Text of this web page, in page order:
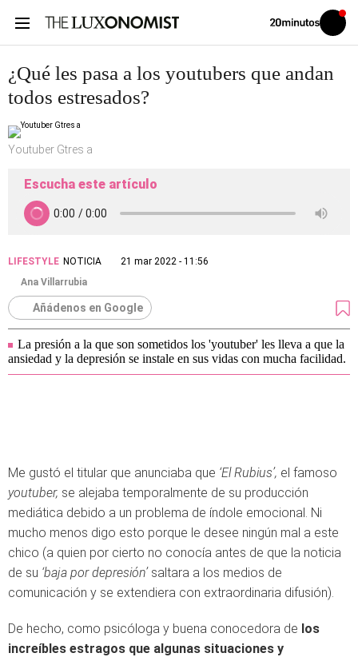
Volver
Iniciar
sesión
¿Qué les pasa a los youtubers que andan
todos estresados?
Youtuber Gtres a
Escucha este artículo
LIFESTYLE NOTICIA
21 mar 2022 - 11:56
Ana Villarrubia
Añádenos en Google
La presión a la que son sometidos los 'youtuber' les lleva a que la
ansiedad y la depresión se instale en sus vidas con mucha facilidad.
Me gustó el titular que anunciaba que ‘El Rubius’, el famoso
youtuber, se alejaba temporalmente de su producción
mediática debido a un problema de índole emocional. Ni
mucho menos digo esto porque le desee ningún mal a este
chico (a quien por cierto no conocía antes de que la noticia
de su ‘baja por depresión’saltara a los medios de
comunicación y se extendiera con extraordinaria difusión).
De hecho, como psicóloga y buena conocedora de los
increíbles estragos que algunas situaciones y